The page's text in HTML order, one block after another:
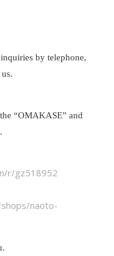
by telephone,
“OMAKASE” and
r/gz518952
naoto-